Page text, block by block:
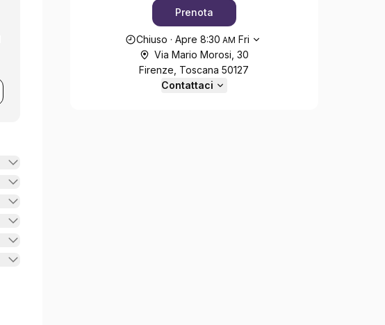
Prenota
Orari di apertura
Chiuso · Apre 8:30 AM Fri
Via Mario Morosi, 30
Firenze, Toscana 50127
Contattaci